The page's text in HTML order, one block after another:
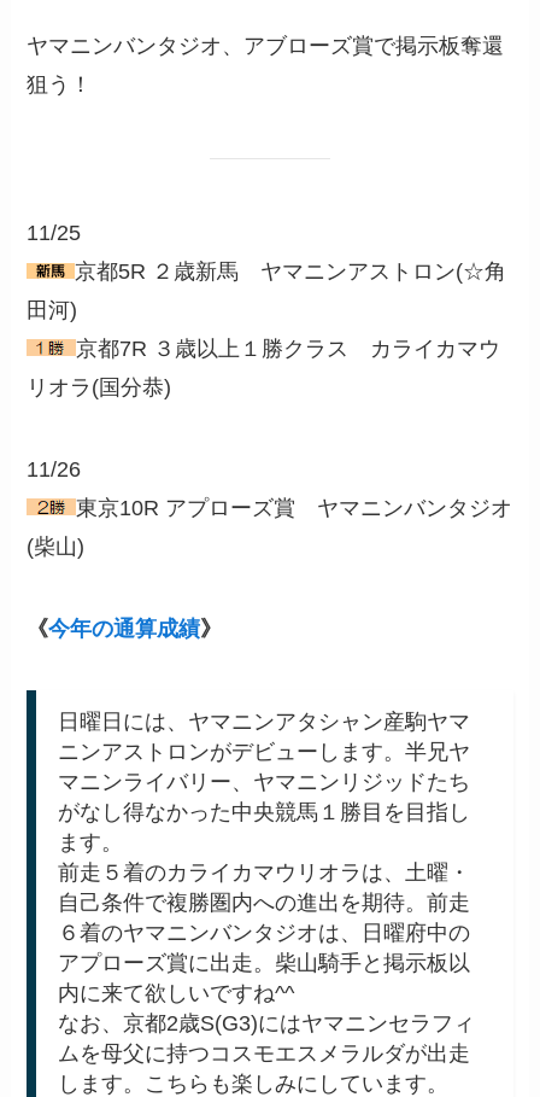
ヤマニンバンタジオ、アブローズ賞で掲示板奪還
狙う！
11/25
京都5R ２歳新馬 ヤマニンアストロン(☆角
田河)
京都7R ３歳以上１勝クラス カライカマウ
リオラ(国分恭)
11/26
東京10R アプローズ賞 ヤマニンバンタジオ
(柴山)
《今年の通算成績》
日曜日には、ヤマニンアタシャン産駒ヤマ
ニンアストロンがデビューします。半兄ヤ
マニンライバリー、ヤマニンリジッドたち
がなし得なかった中央競馬１勝目を目指し
ます。
前走５着のカライカマウリオラは、土曜・
自己条件で複勝圏内への進出を期待。前走
６着のヤマニンバンタジオは、日曜府中の
アプローズ賞に出走。柴山騎手と掲示板以
内に来て欲しいですね^^
なお、京都2歳S(G3)にはヤマニンセラフィ
ムを母父に持つコスモエスメラルダが出走
します。こちらも楽しみにしています。